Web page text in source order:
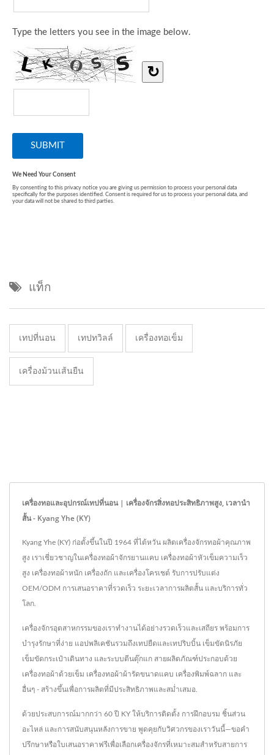
แท็ก
เทปที่นอน เทปทวิลล์ เครื่องทอเข็ม
เครื่องม้วนเส้นยืน
เครื่องทอและอุปกรณ์เทปที่นอน | เครื่องจักรสิ่งทอประสิทธิภาพสูง, เวลานำ
สั้น - Kyang Yhe (KY)
Kyang Yhe (KY) ก่อตั้งขึ้นในปี 1964 ที่ไต้หวัน ผลิตเครื่องจักรทอผ้าคุณภาพ
สูง เราเชี่ยวชาญในเครื่องทอผ้าจักรยานแคบ เครื่องทอผ้าหัวเข็มความเร็ว
สูง เครื่องทอผ้าหนัก เครื่องถัก และเครื่องโครเชต์ รับการปรับแต่ง
OEM/ODM การเสนอราคาที่รวดเร็ว ระยะเวลาการผลิตสั้น และบริการทั่ว
โลก.
เครื่องจักรอุตสาหกรรมของเราทำงานได้อย่างรวดเร็วและเสถียร พร้อมการ
บำรุงรักษาที่ง่าย แอปพลิเคชันรวมถึงเทปยืดและเทปริบบิ้น เข็มขัดนิรภัย
เข็มขัดกระเป๋าเดินทาง และระบบตีนตุ๊กแก สายผลิตภัณฑ์ประกอบด้วย
เครื่องทอผ้าด้วยเข็ม เครื่องทอผ้าผ้ารัดขนาดแคบ เครื่องพิมพ์ฉลาก และ
อื่นๆ - สร้างขึ้นเพื่อการผลิตที่มีประสิทธิภาพและสม่ำเสมอ.
ด้วยประสบการณ์มากกว่า 60 ปี KY ให้บริการติดตั้ง การฝึกอบรม ชิ้นส่วน
อะไหล่ และการสนับสนุนหลังการขาย พูดคุยกับวิศวกรของเราวันนี้—ขอคำ
ปรึกษาหรือใบเสนอราคาฟรีเพื่อเลือกเครื่องจักรที่เหมาะสมสำหรับสายการ